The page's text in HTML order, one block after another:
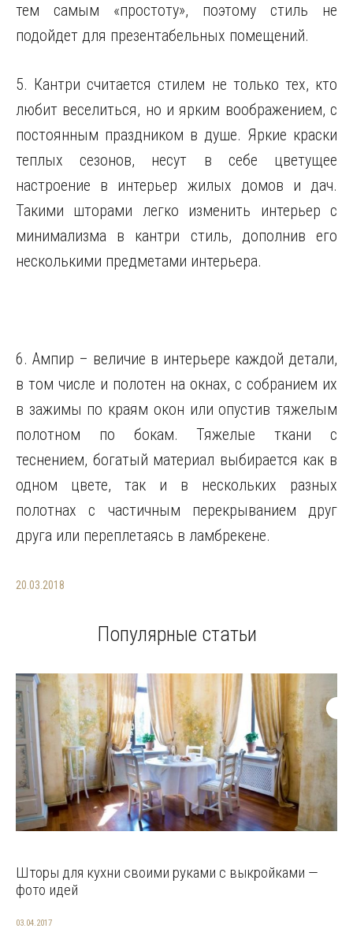
тем самым «простоту», поэтому стиль не
подойдет для презентабельных помещений.
5. Кантри считается стилем не только тех, кто
любит веселиться, но и ярким воображением, с
постоянным праздником в душе. Яркие краски
теплых сезонов, несут в себе цветущее
настроение в интерьер жилых домов и дач.
Такими шторами легко изменить интерьер с
минимализма в кантри стиль, дополнив его
несколькими предметами интерьера.
6. Ампир – величие в интерьере каждой детали,
в том числе и полотен на окнах, с собранием их
в зажимы по краям окон или опустив тяжелым
полотном по бокам. Тяжелые ткани с
теснением, богатый материал выбирается как в
одном цвете, так и в нескольких разных
полотнах с частичным перекрыванием друг
друга или переплетаясь в ламбрекене.
20.03.2018
Популярные статьи
Шторы для кухни своими руками с выкройками —
фото идей
03.04.2017